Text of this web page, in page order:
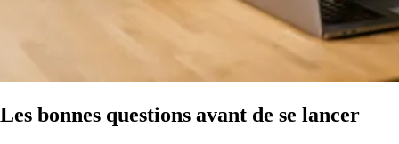
Les bonnes questions avant de se lancer